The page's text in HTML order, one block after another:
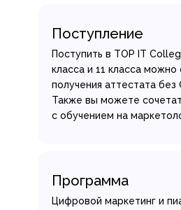
Поступление
Поступить в TOP IT
класса и 11 класса можно
получения аттестата без
Также вы можете
с обучением на
Программа
Цифровой маркетинг и